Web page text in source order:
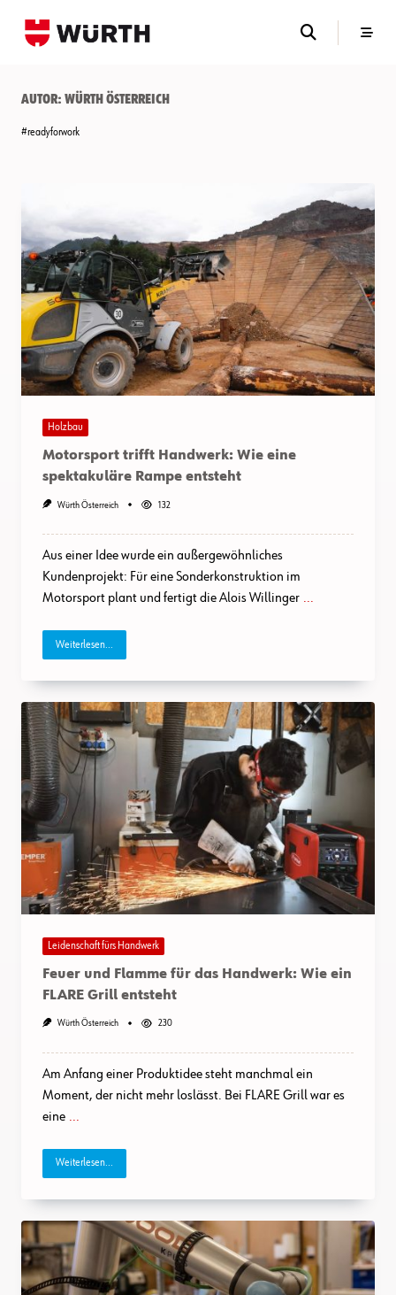
Autor: Würth Österreich
#readyforwork
Holzbau
Motorsport trifft Handwerk: Wie eine
spektakuläre Rampe entsteht
Würth Österreich 132
Aus einer Idee wurde ein außergewöhnliches
Kundenprojekt: Für eine Sonderkonstruktion im
Motorsport plant und fertigt die Alois Willinger ...
Weiterlesen...
Leidenschaft fürs Handwerk
Feuer und Flamme für das Handwerk: Wie ein
FLARE Grill entsteht
Würth Österreich 230
Am Anfang einer Produktidee steht manchmal ein
Moment, der nicht mehr loslässt. Bei FLARE Grill war es
eine ...
Weiterlesen...